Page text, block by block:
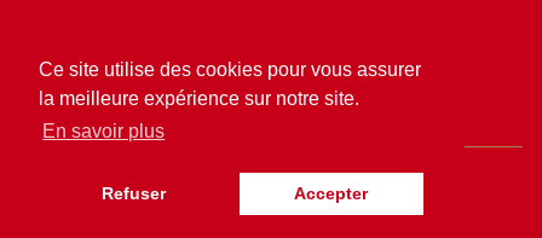
Ce site utilise des cookies pour vous assurer
la meilleure expérience sur notre site.
En savoir plus
Refuser Accepter
Mentions légales Confidentialité